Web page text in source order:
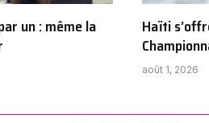
un : même la
Haïti
août 1, 2026